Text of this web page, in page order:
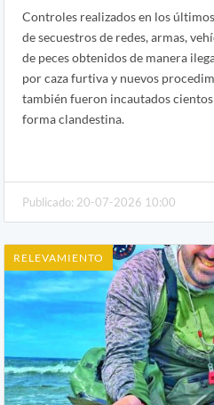
Controles realizados en los
de secuestros de redes, armas,
de peces obtenidos de manera
por caza furtiva y nuevos
también fueron incautados
forma clandestina.
Publicado: 20-07-2026 10:00
RELEVAMIENTO